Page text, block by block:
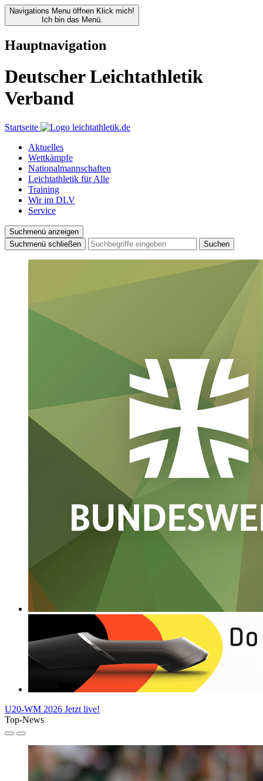
Navigations Menu öffnen Klick mich!
Ich bin das Menü.
Hauptnavigation
Deutscher Leichtathletik
Verband
Startseite
Aktuelles
Wettkämpfe
Nationalmannschaften
Leichtathletik für Alle
Training
Wir im DLV
Service
Suchmenü anzeigen
Suchmenü schließen
Suchen
U20-WM 2026 Jetzt live!
Top-News